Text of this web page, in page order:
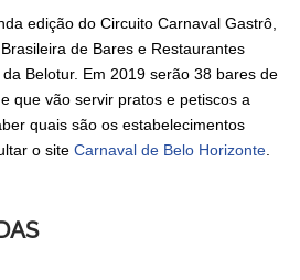
edição do Circuito Carnaval Gastrô,
de Bares e Restaurantes
Belotur. Em 2019 serão 38 bares de
que vão servir pratos e petiscos a
quais são os estabelecimentos
o site Carnaval de Belo Horizonte